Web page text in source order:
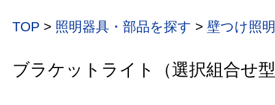
TOP > 照明器具・部品を探す > 壁つけ照明
ブラケットライト（選択組合せ